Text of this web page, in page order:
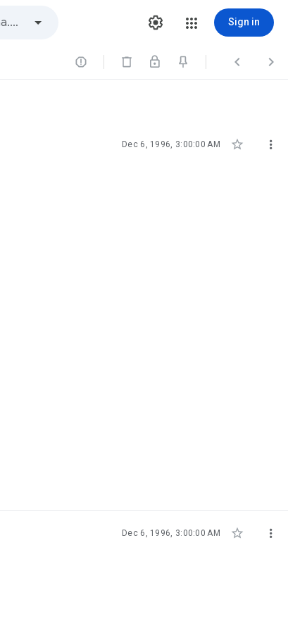
Sign in
  
Dec 6, 1996, 3:00:00 AM  
Dec 6, 1996, 3:00:00 AM  